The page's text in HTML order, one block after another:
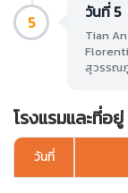
5 วันที่ 5
Tian
สุวรรณ
โรงแรมและที่อยู่
วันที่